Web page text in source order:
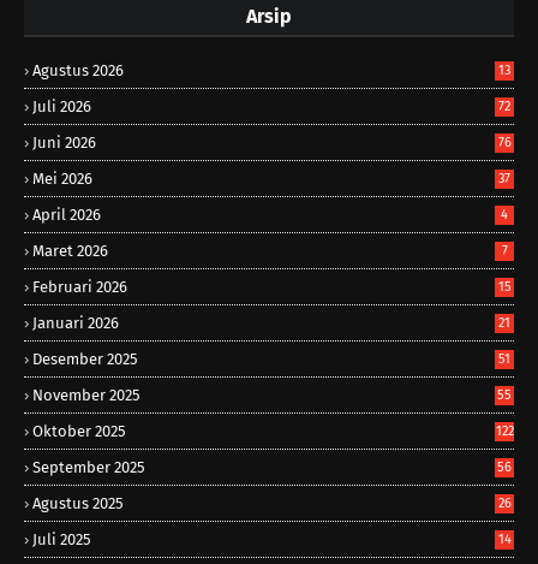
Arsip
Agustus 2026 13
Juli 2026 72
Juni 2026 76
Mei 2026 37
April 2026 4
Maret 2026 7
Februari 2026 15
Januari 2026 21
Desember 2025 51
November 2025 55
Oktober 2025 122
September 2025 56
Agustus 2025 26
Juli 2025 14